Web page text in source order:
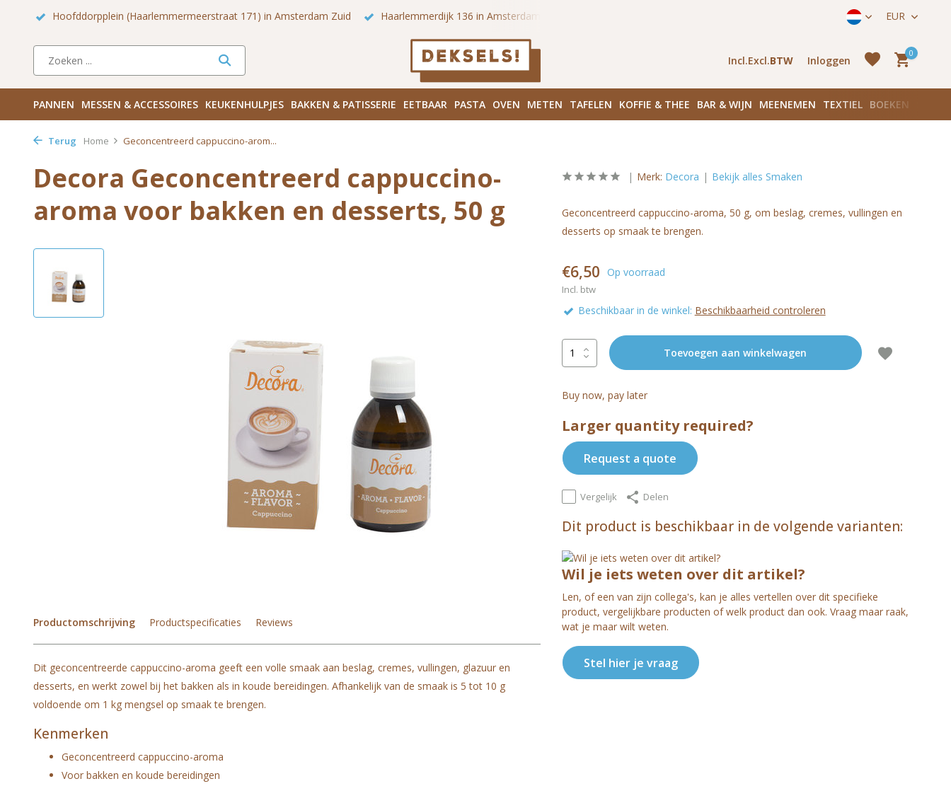
Zuid Haarlemmerdijk 136 in Amsterdam Centrum Bezoek onze winkels in Amsterdam! Hoofddorpplein (Haarlemmermeerstraat 171) in Amsterdam Zuid EUR
Incl.Excl.BTW Inloggen
aanmaken
Account
0
PANNEN MESSEN & ACCESSOIRES KEUKENHULPJES BAKKEN & PATISSERIE EETBAAR PASTA OVEN METEN TAFELEN KOFFIE & THEE BAR & WIJN MEENEMEN TEXTIEL BOEKEN
Terug Home Geconcentreerd cappuccino-arom...
Decora Geconcentreerd cappuccino-
aroma voor bakken en desserts, 50 g
Productomschrijving Productspecificaties Reviews
Dit geconcentreerde cappuccino-aroma geeft een volle smaak aan beslag, cremes, vullingen, glazuur en
desserts, en werkt zowel bij het bakken als in koude bereidingen. Afhankelijk van de smaak is 5 tot 10 g
voldoende om 1 kg mengsel op smaak te brengen.
Kenmerken
Geconcentreerd cappuccino-aroma
Voor bakken en koude bereidingen
Merk: Decora Bekijk alles Smaken
Geconcentreerd cappuccino-aroma, 50 g, om beslag, cremes, vullingen en
desserts op smaak te brengen.
€6,50 Op voorraad
Incl. btw
Beschikbaar in de winkel: Beschikbaarheid controleren
Toevoegen aan winkelwagen
Buy now, pay later
Larger quantity required?
Request a quote
Vergelijk Delen
Dit product is beschikbaar in de volgende varianten:
Wil je iets weten over dit artikel?
Len, of een van zijn collega's, kan je alles vertellen over dit specifieke
product, vergelijkbare producten of welk product dan ook. Vraag maar raak,
wat je maar wilt weten.
Stel hier je vraag